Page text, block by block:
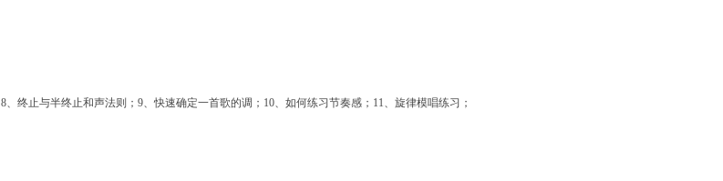
8、终止与半终止和声法则； 9、快速确定一首歌的调； 10、如何练习节奏感； 11、旋律模唱练习；